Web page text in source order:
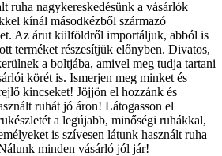
ruha nagykereskedésünk a vásárlók
kínál másodkézből származó
Az árut külföldről importáljuk, abból is
terméket részesítjük előnyben. Divatos,
a boltjába, amivel meg tudja tartani
körét is. Ismerjen meg minket és
kincseket! Jöjjön el hozzánk és
ruhát jó áron! Látogasson el
a legújabb, minőségi ruhákkal,
is szívesen látunk használt ruha
minden vásárló jól jár!